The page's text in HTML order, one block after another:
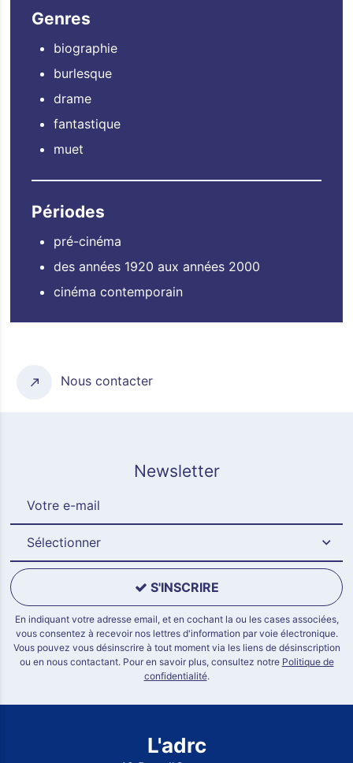
Genres
biographie
burlesque
drame
fantastique
muet
Périodes
pré-cinéma
des années 1920 aux années 2000
cinéma contemporain
Nous contacter
Newsletter
Sélectionner
S'INSCRIRE
En indiquant votre adresse email, et en cochant la ou les cases associées,
vous consentez à recevoir nos lettres d'information par voie électronique.
Vous pouvez vous désinscrire à tout moment via les liens de désinscription
ou en nous contactant. Pour en savoir plus, consultez notre Politique de
confidentialité.
L'adrc